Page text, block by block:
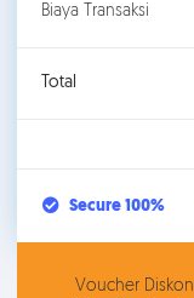
Biaya Transaksi
Total
Secure 100%
Voucher Diskon